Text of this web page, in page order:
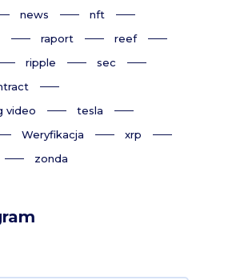
news
nft
raport
reef
ripple
sec
video
tesla
Weryfikacja
xrp
zonda